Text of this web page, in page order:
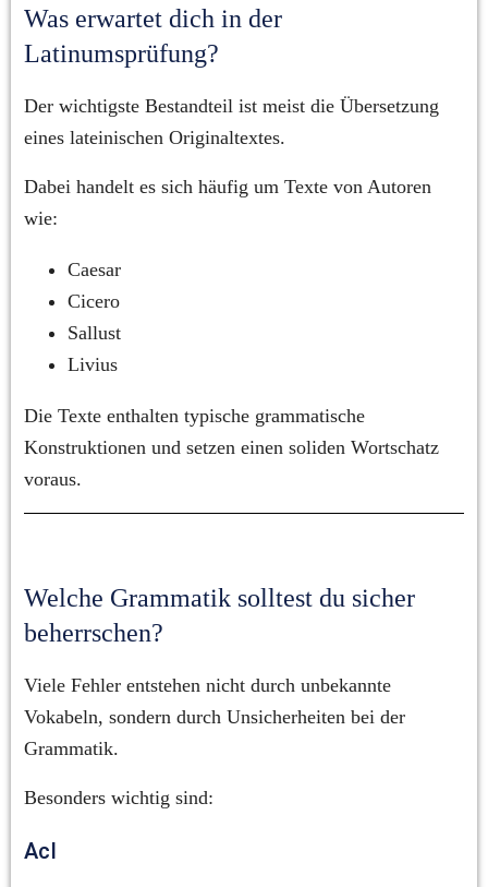
Was erwartet dich in der
Latinumsprüfung?
Der wichtigste Bestandteil ist meist die Übersetzung
eines lateinischen Originaltextes.
Dabei handelt es sich häufig um Texte von Autoren
wie:
Caesar
Cicero
Sallust
Livius
Die Texte enthalten typische grammatische
Konstruktionen und setzen einen soliden Wortschatz
voraus.
Welche Grammatik solltest du sicher
beherrschen?
Viele Fehler entstehen nicht durch unbekannte
Vokabeln, sondern durch Unsicherheiten bei der
Grammatik.
Besonders wichtig sind:
AcI